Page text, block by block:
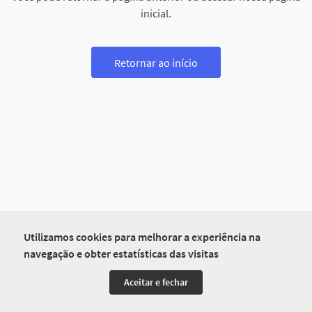
Utilizamos cookies para melhorar a experiência na
navegação e obter estatísticas das visitas
Aceitar e fechar
inicial.
Retornar ao início